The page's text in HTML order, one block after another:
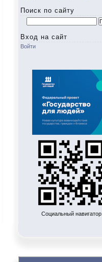
Поиск по сайту
Найти:
Вход на сайт
Войти
Социальный навигатор